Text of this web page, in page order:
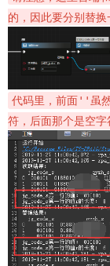
的，因此要分别替
代码里，前面''虽
符，后面那个是空字